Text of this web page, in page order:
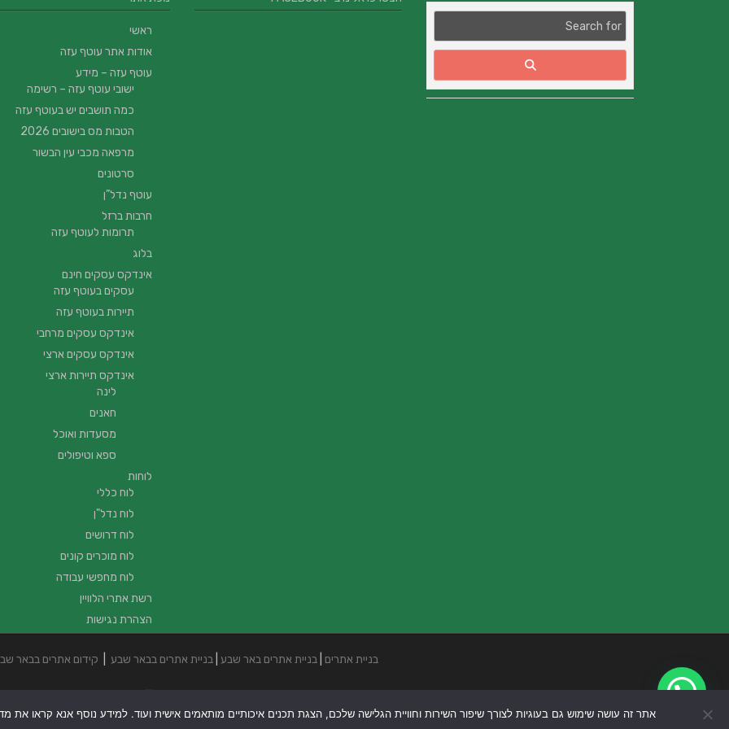
ראשי
אודות אתר עוטף עזה
עוטף עזה – מידע
ישובי עוטף עזה – רשימה
כמה תושבים יש בעוטף עזה
הטבות מס בישובים 2026
מרפאה מכבי עין הבשור
סרטונים
עוטף נדל”ן
חרבות ברזל
תרומות לעוטף עזה
בלוג
אינדקס עסקים חינם
עסקים בעוטף עזה
תיירות בעוטף עזה
אינדקס עסקים מרחבי
אינדקס עסקים ארצי
אינדקס תיירות ארצי
לינה
חאנים
מסעדות ואוכל
ספא וטיפולים
לוחות
לוח כללי
לוח נדל"ן
לוח דרושים
לוח מוכרים קונים
לוח מחפשי עבודה
רשת אתרי הלוויין
הצהרת נגישות
בניית אתרים בניית אתרים באר שבע בניית אתרים בבאר שבע קידום אתרים בבאר
אתר זה עושה שימוש גם בעוגיות לצורך שיפור השירות וחוויית הגלישה שלכם, הצגת תכנים איכותיים מותאמים אישית ועוד. למידע נוסף אנא קראו את